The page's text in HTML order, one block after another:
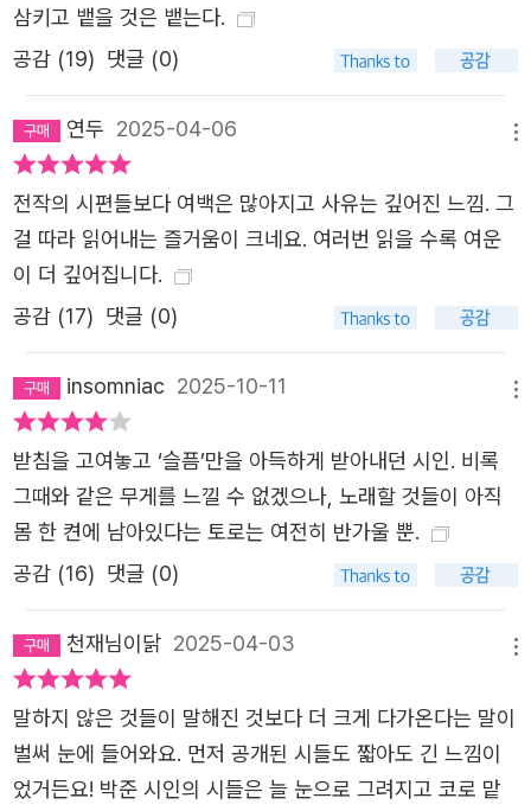
삼키고 뱉을 것은 뱉는다.
공감 (19) 댓글 (0)
연두 2025-04-06
전작의 시편들보다 여백은 많아지고 사유는 깊어진 느낌. 그
걸 따라 읽어내는 즐거움이 크네요. 여러번 읽을 수록 여운
이 더 깊어집니다.
공감 (17) 댓글 (0)
insomniac 2025-10-11
받침을 고여놓고 ‘슬픔’만을 아득하게 받아내던 시인. 비록
그때와 같은 무게를 느낄 수 없겠으나, 노래할 것들이 아직
몸 한 켠에 남아있다는 토로는 여전히 반가울 뿐.
공감 (16) 댓글 (0)
천재님이닭 2025-04-03
말하지 않은 것들이 말해진 것보다 더 크게 다가온다는 말이
벌써 눈에 들어와요. 먼저 공개된 시들도 짧아도 긴 느낌이
었거든요! 박준 시인의 시들은 늘 눈으로 그려지고 코로 맡